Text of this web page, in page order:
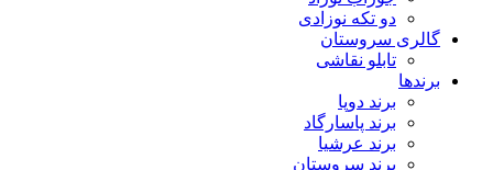
دو تکه نوزادی
گالری سروستان
تابلو نقاشی
برندها
برند دوپا
برند پاسارگاد
برند عرشیا
برند سروستان